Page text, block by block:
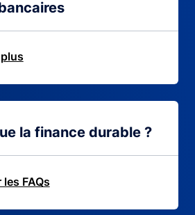
la finance durable ?
FAQs